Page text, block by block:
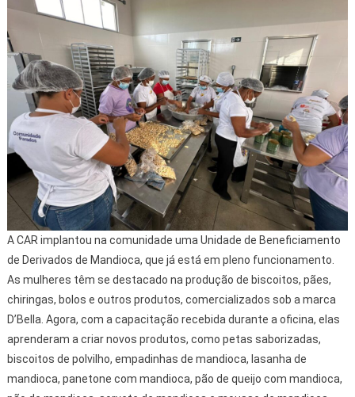
A CAR implantou na comunidade uma Unidade de Beneficiamento
de Derivados de Mandioca, que já está em pleno funcionamento.
As mulheres têm se destacado na produção de biscoitos, pães,
chiringas, bolos e outros produtos, comercializados sob a marca
D’Bella. Agora, com a capacitação recebida durante a oficina, elas
aprenderam a criar novos produtos, como petas saborizadas,
biscoitos de polvilho, empadinhas de mandioca, lasanha de
mandioca, panetone com mandioca, pão de queijo com mandioca,